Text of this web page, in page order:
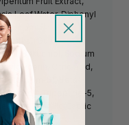
Leaf Water, Diphenyl
Gum,
Bakuchiol, Sodium
Citric Acid,
51, Beta-
Palmitoyl Tripeptide-5,
Caprylic/Capric